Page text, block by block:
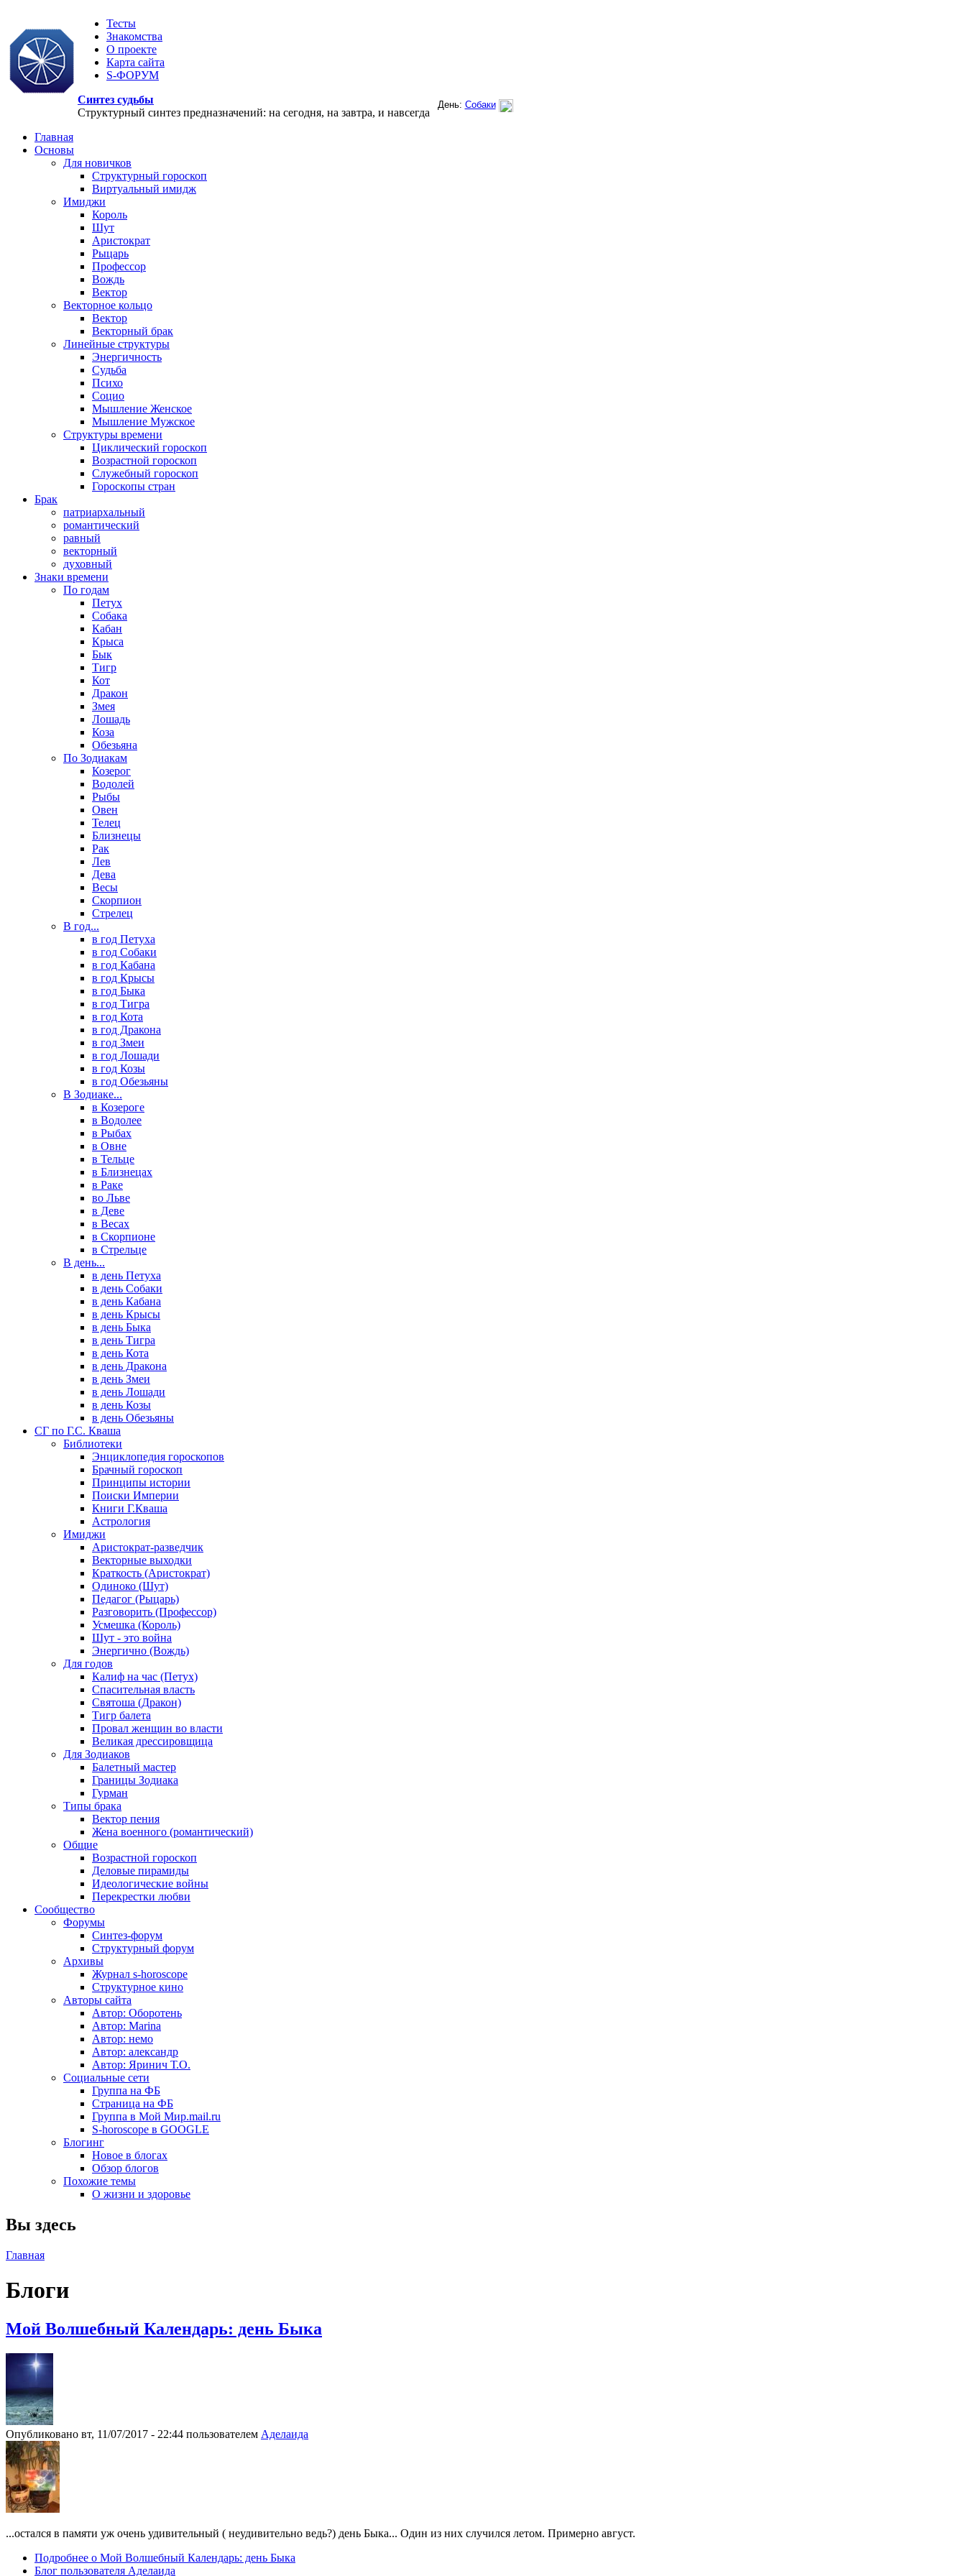
Тесты
Знакомства
О проекте
Карта сайта
S-ФОРУМ
Синтез судьбы
Структурный синтез предназначений: на сегодня, на завтра, и навсегда
Главная
Основы
Для новичков
Структурный гороскоп
Виртуальный имидж
Имиджи
Король
Шут
Аристократ
Рыцарь
Профессор
Вождь
Вектор
Векторное кольцо
Вектор
Векторный брак
Линейные структуры
Энергичность
Судьба
Психо
Социо
Мышление Женское
Мышление Мужское
Структуры времени
Циклический гороскоп
Возрастной гороскоп
Служебный гороскоп
Гороскопы стран
Брак
патриархальный
романтический
равный
векторный
духовный
Знаки времени
По годам
Петух
Собака
Кабан
Крыса
Бык
Тигр
Кот
Дракон
Змея
Лошадь
Коза
Обезьяна
По Зодиакам
Козерог
Водолей
Рыбы
Овен
Телец
Близнецы
Рак
Лев
Дева
Весы
Скорпион
Стрелец
В год...
в год Петуха
в год Собаки
в год Кабана
в год Крысы
в год Быка
в год Тигра
в год Кота
в год Дракона
в год Змеи
в год Лошади
в год Козы
в год Обезьяны
В Зодиаке...
в Козероге
в Водолее
в Рыбах
в Овне
в Тельце
в Близнецах
в Раке
во Льве
в Деве
в Весах
в Скорпионе
в Стрельце
В день...
в день Петуха
в день Собаки
в день Кабана
в день Крысы
в день Быка
в день Тигра
в день Кота
в день Дракона
в день Змеи
в день Лошади
в день Козы
в день Обезьяны
СГ по Г.С. Кваша
Библиотеки
Энциклопедия гороскопов
Брачный гороскоп
Принципы истории
Поиски Империи
Книги Г.Кваша
Астрология
Имиджи
Аристократ-разведчик
Векторные выходки
Краткость (Аристократ)
Одиноко (Шут)
Педагог (Рыцарь)
Разговорить (Профессор)
Усмешка (Король)
Шут - это война
Энергично (Вождь)
Для годов
Калиф на час (Петух)
Спасительная власть
Святоша (Дракон)
Тигр балета
Провал женщин во власти
Великая дрессировщица
Для Зодиаков
Балетный мастер
Границы Зодиака
Гурман
Типы брака
Вектор пения
Жена военного (романтический)
Общие
Возрастной гороскоп
Деловые пирамиды
Идеологические войны
Перекрестки любви
Сообщество
Форумы
Синтез-форум
Структурный форум
Архивы
Журнал s-horoscope
Структурное кино
Авторы сайта
Автор: Оборотень
Автор: Marina
Автор: немo
Автор: александр
Автор: Яринич Т.О.
Социальные сети
Группа на ФБ
Страница на ФБ
Группа в Мой Мир.mail.ru
S-horoscope в GOOGLE
Блогинг
Новое в блогах
Обзор блогов
Похожие темы
О жизни и здоровье
Вы здесь
Главная
Блоги
Мой Волшебный Календарь: день Быка
Опубликовано вт, 11/07/2017 - 22:44 пользователем Аделаида
...остался в памяти уж очень удивительный ( неудивительно ведь?) день Быка... Один из них случился летом. Примерно август.
Подробнее о Мой Волшебный Календарь: день Быка
Блог пользователя Аделаида